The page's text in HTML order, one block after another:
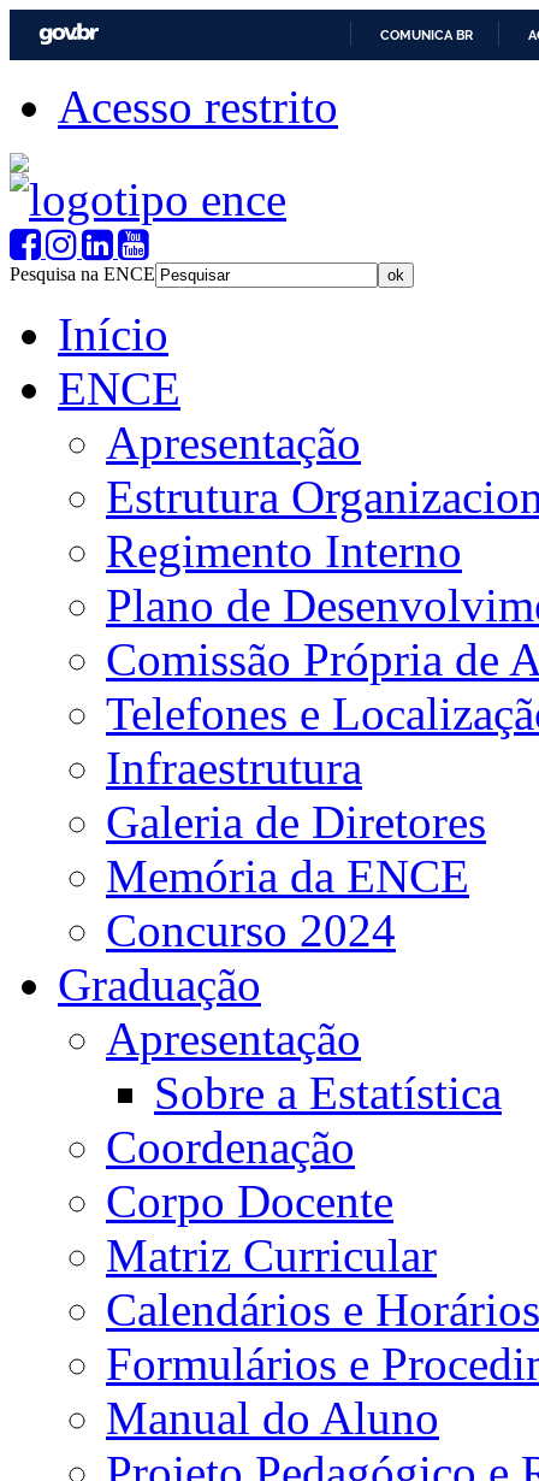
COMUNICA BR
Acesso restrito
Pesquisa na ENCE
Início
ENCE
Apresentação
Estrutura
Regimento Interno
Plano de
Comissão Própria de
Telefones e
Infraestrutura
Galeria de Diretores
Memória da ENCE
Concurso 2024
Graduação
Apresentação
Sobre a Estatística
Coordenação
Corpo Docente
Matriz Curricular
Calendários e Horários
Formulários e
Manual do Aluno